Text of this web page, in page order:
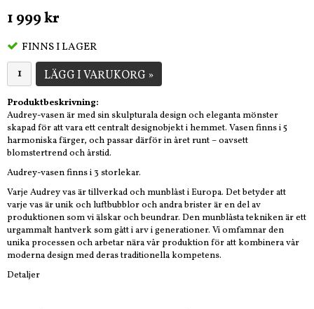
1 999 kr
FINNS I LAGER
LÄGG I VARUKORG »
Produktbeskrivning:
Audrey-vasen är med sin skulpturala design och eleganta mönster
skapad för att vara ett centralt designobjekt i hemmet. Vasen finns i 5
harmoniska färger, och passar därför in året runt – oavsett
blomstertrend och årstid.
Audrey-vasen finns i 3 storlekar.
Varje Audrey vas är tillverkad och munblåst i Europa. Det betyder att
varje vas är unik och luftbubblor och andra brister är en del av
produktionen som vi älskar och beundrar. Den munblåsta tekniken är ett
urgammalt hantverk som gått i arv i generationer. Vi omfamnar den
unika processen och arbetar nära vår produktion för att kombinera vår
moderna design med deras traditionella kompetens.
Detaljer